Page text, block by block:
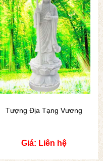
Tượng Địa Tạng Vương
Giá: Liên hệ